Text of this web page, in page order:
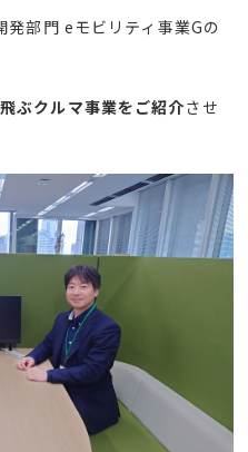
発部門 eモビリティ事業Gの
ぶクルマ事業をご紹介させ